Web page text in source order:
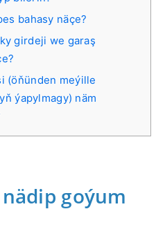
bahasy näçe?
girdeji we garaş
(öňünden meýille
ýapylmagy) näm
goýum